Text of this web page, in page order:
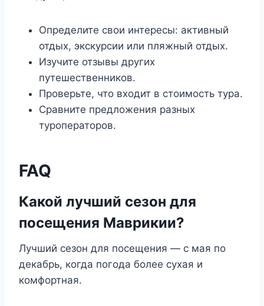
Определите свои интересы: активный
отдых, экскурсии или пляжный отдых.
Изучите отзывы других
путешественников.
Проверьте, что входит в стоимость тура.
Сравните предложения разных
туроператоров.
FAQ
Какой лучший сезон для
посещения Маврикии?
Лучший сезон для посещения — с мая по
декабрь, когда погода более сухая и
комфортная.